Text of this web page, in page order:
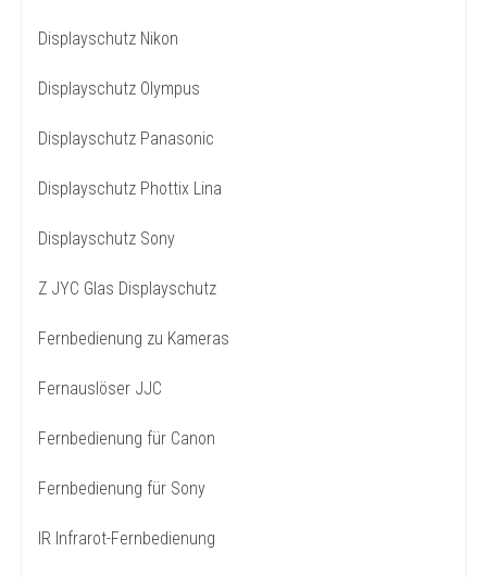
Displayschutz Nikon
Displayschutz Olympus
Displayschutz Panasonic
Displayschutz Phottix Lina
Displayschutz Sony
Z JYC Glas Displayschutz
Fernbedienung zu Kameras
Fernauslöser JJC
Fernbedienung für Canon
Fernbedienung für Sony
IR Infrarot-Fernbedienung